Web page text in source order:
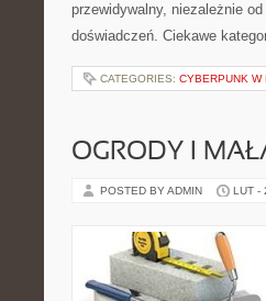
przewidywalny, niezależnie
doświadczeń. Ciekawe
CATEGORIES: CYBERPUNK W
OGRODY I
POSTED BY ADMIN LUT -